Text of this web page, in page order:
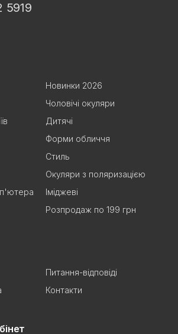
5919
Новинки 2026
Чоловічі окуляри
Дитячі
Форми обличчя
Стиль
Окуляри з поляризацією
Іміджеві
Розпродаж по 199 грн
Питання-відповіді
Контакти